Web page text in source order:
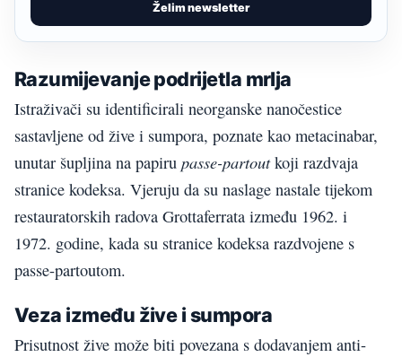
Želim newsletter
Razumijevanje podrijetla mrlja
Istraživači su identificirali neorganske nanočestice
sastavljene od žive i sumpora, poznate kao metacinabar,
unutar šupljina na papiru passe-partoutkoji razdvaja
stranice kodeksa. Vjeruju da su naslage nastale tijekom
restauratorskih radova Grottaferrata između 1962. i
1972. godine, kada su stranice kodeksa razdvojene s
passe-partoutom.
Veza između žive i sumpora
Prisutnost žive može biti povezana s dodavanjem anti-